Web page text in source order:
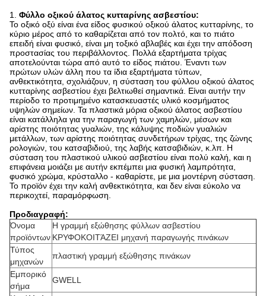
1. Φύλλο οξικού άλατος κυτταρίνης ασβεστίου:
Το οξικό οξύ είναι ένα είδος φυσικού οξικού άλατος κυτταρίνης, το
κύριο μέρος από το καθαρίζεται από τον πολτό, και το πιάτο
επειδή είναι φυσικό, είναι μη τοξικό αβλαβές και έχει την απόδοση
προστασίας του περιβάλλοντος. Πολλά εξαρτήματα τρίχας
αποτελούνται τώρα από αυτό το είδος πιάτου. Έναντι των
πρώτων υλών άλλη που τα ίδια εξαρτήματα τύπων,
ανθεκτικότητα, σχολιάζουν, η σύσταση του φύλλου οξικού άλατος
κυτταρίνης ασβεστίου έχει βελτιωθεί σημαντικά. Είναι αυτήν την
περίοδο το προτιμημένο κατασκευαστές υλικό κοσμήματος
υψηλών σημείων. Τα πλαστικά μόρια οξικού άλατος ασβεστίου
είναι κατάλληλα για την παραγωγή των χαμηλών, μέσων και
αρίστης ποιότητας γυαλιών, της κάλυψης ποδιών γυαλιών
μετάλλων, των αρίστης ποιότητας συνδετήρων τρίχας, της ζώνης
ρολογιών, του κατσαβιδιού, της λαβής κατσαβιδιών, κ.λπ. Η
σύσταση του πλαστικού υλικού ασβεστίου είναι πολύ καλή, και η
επιφάνεια μοιάζει με αυτήν εκπέμπει μια φυσική λαμπρότητα,
φυσικό χρώμα, κρύσταλλο - καθαρίστε, με μια μοντέρνη σύσταση.
Το προϊόν έχει την καλή ανθεκτικότητα, και δεν είναι εύκολο να
περικοχτεί, παραμόρφωση.
Προδιαγραφή:
Όνομα
προϊόντων
Η γραμμή εξώθησης φύλλων ασβεστίου
ΚΡΥΦΟΚΟΙΤΆΖΕΙ μηχανή παραγωγής πινάκων
Τύπος
μηχανών
πλαστική γραμμή εξώθησης πινάκων
Εμπορικό
σήμα
GWELL